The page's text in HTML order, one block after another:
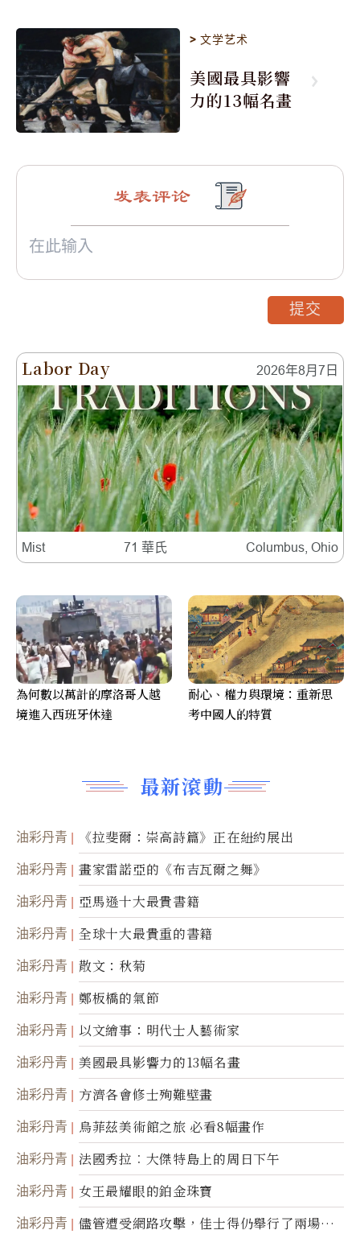
>文学艺术
美國最具影響
力的13幅名畫
Labor Day 2026年8月7日
Mist 71 華氏 Columbus, Ohio
最新滾動
油彩丹青 《拉斐爾：崇高詩篇》正在紐約展出
油彩丹青 畫家雷諾亞的《布吉瓦爾之舞》
油彩丹青 亞馬遜十大最貴書籍
油彩丹青 全球十大最貴重的書籍
油彩丹青 散文：秋菊
油彩丹青 鄭板橋的氣節
油彩丹青 以文繪事：明代士人藝術家
油彩丹青 美國最具影響力的13幅名畫
油彩丹青 方濟各會修士殉難壁畫
油彩丹青 烏菲茲美術館之旅 必看8幅畫作
油彩丹青 法國秀拉︰大傑特島上的周日下午
油彩丹青 女王最耀眼的鉑金珠寶
油彩丹青
儘管遭受網路攻擊，佳士得仍舉行了兩場拍
发表评论
提交
為何數以萬計的摩洛哥人越
境進入西班牙休達
耐心、權力與環境：重新思
考中國人的特質